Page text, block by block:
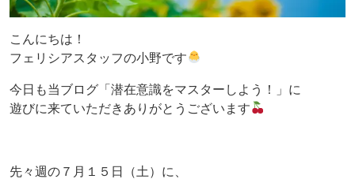
こんにちは！
フェリシアスタッフの小野です
今日も当ブログ「潜在意識をマスターしよう！」に
遊びに来ていただきありがとうございます
先々週の７月１５日（土）に、